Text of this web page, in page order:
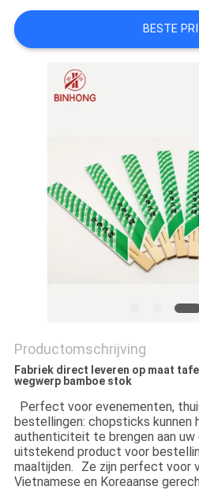
BESTE
Productomschrijving
Fabriek direct leveren op maat
wegwerp bamboe stok
Perfect voor evenementen,
bestellingen: chopsticks kunnen
authenticiteit te brengen aan uw
uitstekend product voor
maaltijden.
Ze zijn perfect voor
Vietnamese en Koreaanse